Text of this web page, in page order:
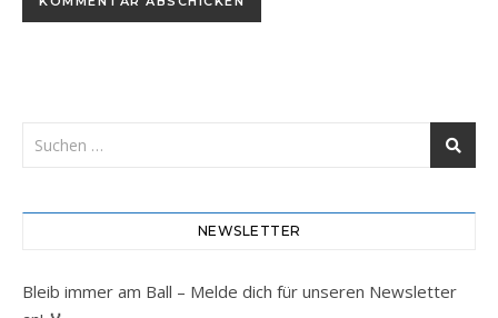
NEWSLETTER
Bleib immer am Ball – Melde dich für unseren Newsletter